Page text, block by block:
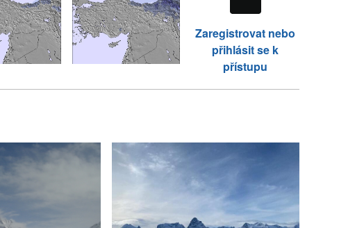
Zaregistrovat nebo
přihlásit se k
přístupu